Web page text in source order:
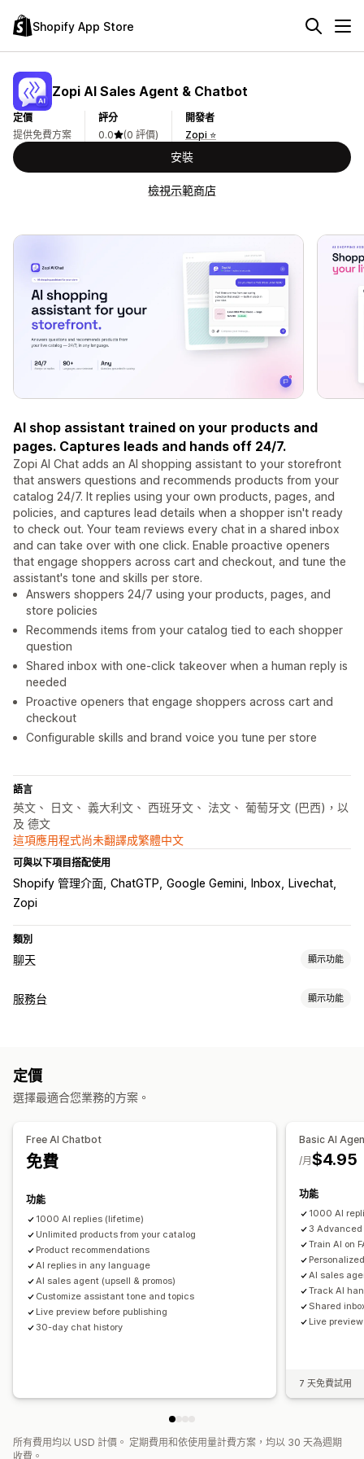
Shopify App Store
Zopi AI Sales Agent & Chatbot
定價
提供免費方案
評分
0.0
(0 評價)
開發者
Zopi ⭐
安裝
檢視示範商店
AI shop assistant trained on your products and
pages. Captures leads and hands off 24/7.
Zopi AI Chat adds an AI shopping assistant to your storefront
that answers questions and recommends products from your
catalog 24/7. It replies using your own products, pages, and
policies, and captures lead details when a shopper isn't ready
to check out. Your team reviews every chat in a shared inbox
and can take over with one click. Enable proactive openers
that engage shoppers across cart and checkout, and tune the
assistant's tone and skills per store.
Answers shoppers 24/7 using your products, pages, and
store policies
Recommends items from your catalog tied to each shopper
question
Shared inbox with one-click takeover when a human reply is
needed
Proactive openers that engage shoppers across cart and
checkout
Configurable skills and brand voice you tune per store
語言
英文、 日文、 義大利文、 西班牙文、 法文、 葡萄牙文 (巴西)，以
及 德文
這項應用程式尚未翻譯成繁體中文
可與以下項目搭配使用
Shopify 管理介面 ChatGTP Google Gemini Inbox
Livechat
Zopi
類別
聊天 顯示功能
即時傳訊
自動回覆
購物車提醒
折扣 常見問題
自訂
顏色和字型
聊天按鈕 標記
服務台 顯示功能
定價
選擇最適合您業務的方案。
Free AI Chatbot
免費
功能
1000 AI replies (lifetime)
Unlimited products from your catalog
Product recommendations
AI replies in any language
AI sales agent (upsell & promos)
Customize assistant tone and topics
Live preview before publishing
30-day chat history
Basic AI
$4.95
/月
功能
1000 AI
3
Train AI on
AI sales
Track AI
Shared
Live
7 天免費試用
所有費用均以 USD 計價。 定期費用和依使用量計費方案，均以 30 天為週期
收費。